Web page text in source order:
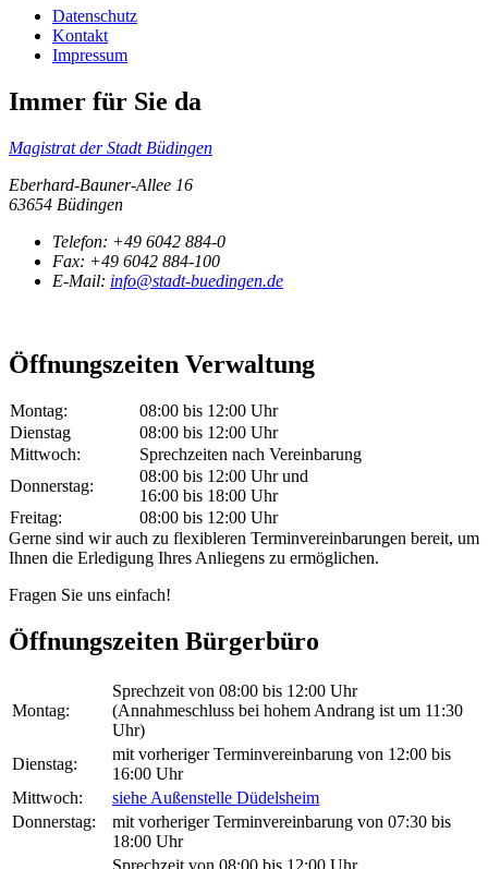
Datenschutz
Kontakt
Impressum
Immer für Sie da
Magistrat der Stadt Büdingen
Eberhard-Bauner-Allee 16
63654 Büdingen
Telefon: +49 6042 884-0
Fax: +49 6042 884-100
E-Mail: info@stadt-buedingen.de
Öffnungszeiten Verwaltung
Montag:
08:00 bis 12:00 Uhr
Dienstag
08:00 bis 12:00 Uhr
Mittwoch:
Sprechzeiten nach Vereinbarung
Donnerstag:
08:00 bis 12:00 Uhr und
16:00 bis 18:00 Uhr
Freitag:
08:00 bis 12:00 Uhr
Gerne sind wir auch zu flexibleren Terminvereinbarungen bereit, um
Ihnen die Erledigung Ihres Anliegens zu ermöglichen.
Fragen Sie uns einfach!
Öffnungszeiten Bürgerbüro
Montag:
Sprechzeit von 08:00 bis 12:00 Uhr
(Annahmeschluss bei hohem Andrang ist um 11:30
Uhr)
Dienstag:
mit vorheriger Terminvereinbarung von 12:00 bis
16:00 Uhr
Mittwoch:
siehe Außenstelle Düdelsheim
Donnerstag:
mit vorheriger Terminvereinbarung von 07:30 bis
18:00 Uhr